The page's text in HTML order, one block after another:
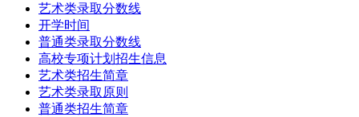
艺术类录取分数线
开学时间
普通类录取分数线
高校专项计划招生信息
艺术类招生简章
艺术类录取原则
普通类招生简章